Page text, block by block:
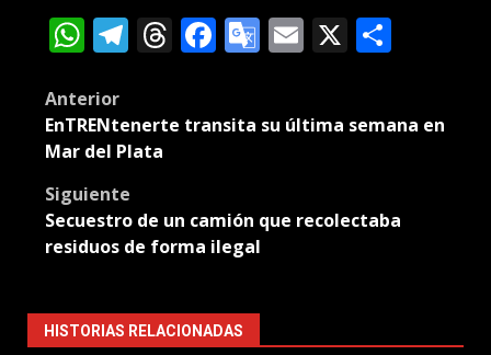
WhatsApp
Telegram
Threads
Facebook
Google
Email
X
Post
navigation
Anterior
EnTRENtenerte transita su última semana en
Mar del Plata
Siguiente
Secuestro de un camión que recolectaba
residuos de forma ilegal
HISTORIAS RELACIONADAS